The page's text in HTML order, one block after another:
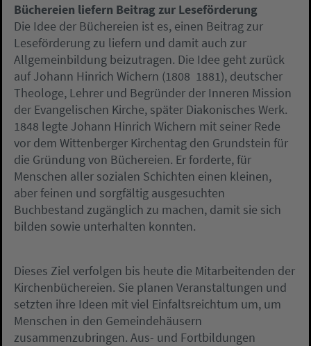
Büchereien liefern Beitrag zur Leseförderung
Die Idee der Büchereien ist es, einen Beitrag zur
Leseförderung zu liefern und damit auch zur
Allgemeinbildung beizutragen. Die Idee geht zurück
auf Johann Hinrich Wichern (1808  1881), deutscher
Theologe, Lehrer und Begründer der Inneren Mission
der Evangelischen Kirche, später Diakonisches Werk.
1848 legte Johann Hinrich Wichern mit seiner Rede
vor dem Wittenberger Kirchentag den Grundstein für
die Gründung von Büchereien. Er forderte, für
Menschen aller sozialen Schichten einen kleinen,
aber feinen und sorgfältig ausgesuchten
Buchbestand zugänglich zu machen, damit sie sich
bilden sowie unterhalten konnten.
Dieses Ziel verfolgen bis heute die Mitarbeitenden der
Kirchenbüchereien. Sie planen Veranstaltungen und
setzten ihre Ideen mit viel Einfaltsreichtum um, um
Menschen in den Gemeindehäusern
zusammenzubringen. Aus- und Fortbildungen